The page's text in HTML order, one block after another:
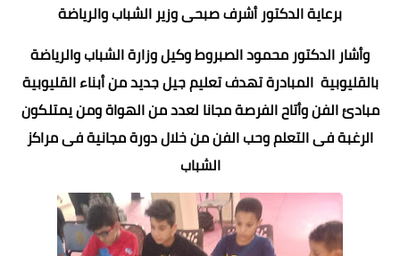
برعاية الدكتور أشرف صبحى وزير الشباب والرياضة
وأشار الدكتور محمود الصبروط وكيل وزارة الشباب والرياضة
بالقليوبية المبادرة تهدف تعليم جيل جديد من أبناء القليوبية
مبادئ الفن وأتاح الفرصة مجانا لعدد من الهواة ومن يمتلكون
الرغبة فى التعلم وحب الفن من خلال دورة مجانية فى مراكز
الشباب